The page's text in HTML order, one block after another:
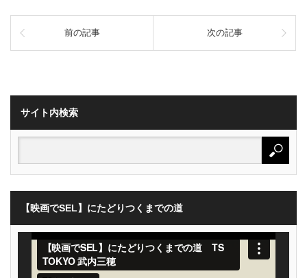
前の記事 次の記事
サイト内検索
【映画でSEL】にたどりつくまでの道